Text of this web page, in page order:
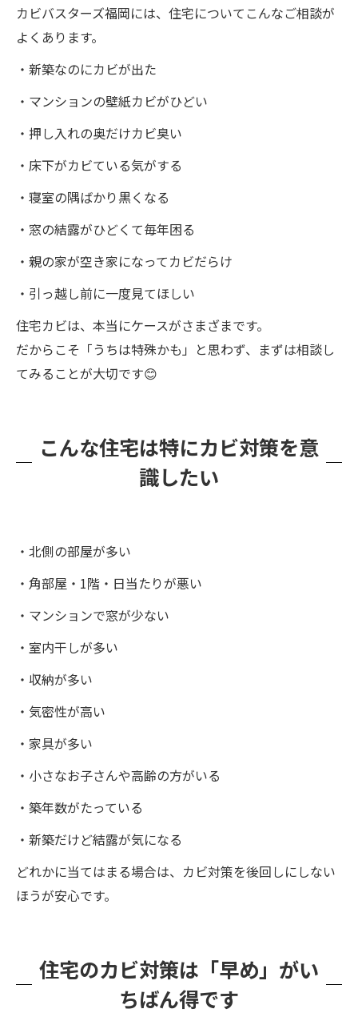
カビバスターズ福岡には、住宅についてこんなご相談が
よくあります。
・新築なのにカビが出た
・マンションの壁紙カビがひどい
・押し入れの奥だけカビ臭い
・床下がカビている気がする
・寝室の隅ばかり黒くなる
・窓の結露がひどくて毎年困る
・親の家が空き家になってカビだらけ
・引っ越し前に一度見てほしい
住宅カビは、本当にケースがさまざまです。
だからこそ「うちは特殊かも」と思わず、まずは相談し
てみることが大切です😊
こんな住宅は特にカビ対策を意
識したい
・北側の部屋が多い
・角部屋・1階・日当たりが悪い
・マンションで窓が少ない
・室内干しが多い
・収納が多い
・気密性が高い
・家具が多い
・小さなお子さんや高齢の方がいる
・築年数がたっている
・新築だけど結露が気になる
どれかに当てはまる場合は、カビ対策を後回しにしない
ほうが安心です。
住宅のカビ対策は「早め」がい
ちばん得です